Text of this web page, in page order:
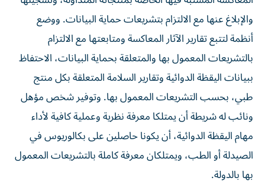
والإبلاغ عنها مع الالتزام بتشريعات حماية البيانات. ووضع
أنظمة لتتبع تقارير الآثار المعاكسة ومتابعتها مع الالتزام
بالتشريعات المعمول بها والمتعلقة بحماية البيانات، الاحتفاظ
ببيانات اليقظة الدوائية وتقارير السلامة المتعلقة بكل منتج
طبي، بحسب التشريعات المعمول بها. وتوفير شخص مؤهل
ونائب له شريطة أن يمتلكا معرفة نظرية وعملية كافية لأداء
مهام اليقظة الدوائية، أن يكونا حاصلين على بكالوريوس في
الصيدلة أو الطب، ويمتلكان معرفة كاملة بالتشريعات المعمول
بها بالدولة.